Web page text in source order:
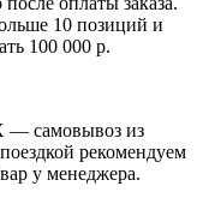
10 позиций и
100 000 р.
— самовывоз из
рекомендуем
у менеджера.